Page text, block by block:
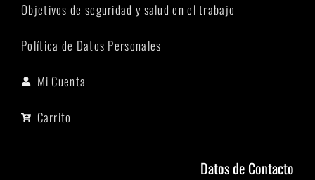
Objetivos de seguridad y salud en el trabajo
Política de Datos Personales
Mi Cuenta
Carrito
Datos de Contacto